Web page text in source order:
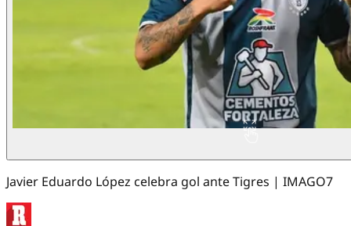
Javier Eduardo López celebra gol ante Tigres | IMAGO7